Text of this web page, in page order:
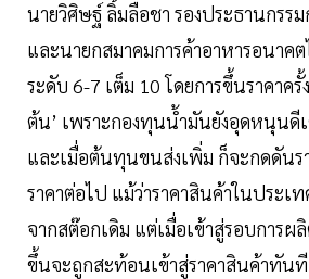
นายวิศิษฐ์ ลิ้มลือชา รองประธานกรร
และนายกสมาคมการค้าอาหารอนาค
ระดับ 6-7 เต็ม 10 โดยการขึ้นราคาครั้
ต้น’ เพราะกองทุนน้ำมันยังอุดหนุนดี
และเมื่อต้นทุนขนส่งเพิ่ม ก็จะกดดันร
ราคาต่อไป แม้ว่าราคาสินค้าในประเ
จากสต๊อกเดิม แต่เมื่อเข้าสู่รอบการ
ขึ้นจะถูกสะท้อนเข้าสู่ราคาสินค้าทันที